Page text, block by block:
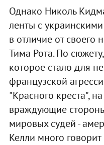
Однако Николь
ленты с
в отличие от своего
Тима Рота. По
которое стало для
французской
"Красного креста",
враждующие
мировых судей -
Келли много